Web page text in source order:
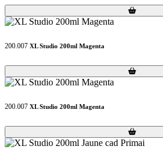
Loading...
Loading...
200.007 XL Studio 200ml Magenta
Loading...
Loading...
200.007 XL Studio 200ml Magenta
Loading...
Loading...